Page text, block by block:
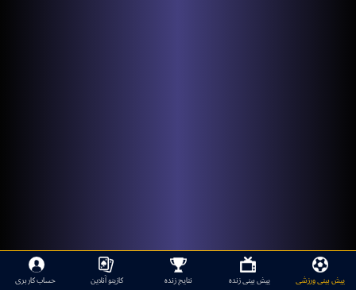
پیش بینی ورزشی پیش بینی زنده نتایج زنده کازینو آنلاین حساب کاربری